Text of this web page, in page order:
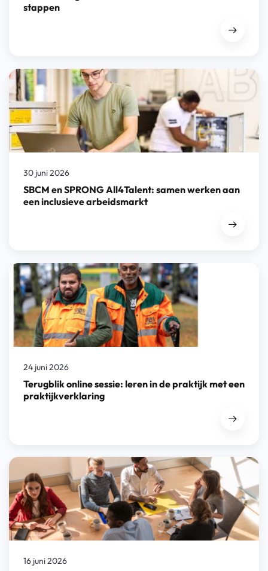
stappen
SBCM en SPRONG All4Talent: samen werken aan
een inclusieve arbeidsmarkt
30 juni 2026
Terugblik online sessie: leren in de praktijk met een
praktijkverklaring
24 juni 2026
16 juni 2026